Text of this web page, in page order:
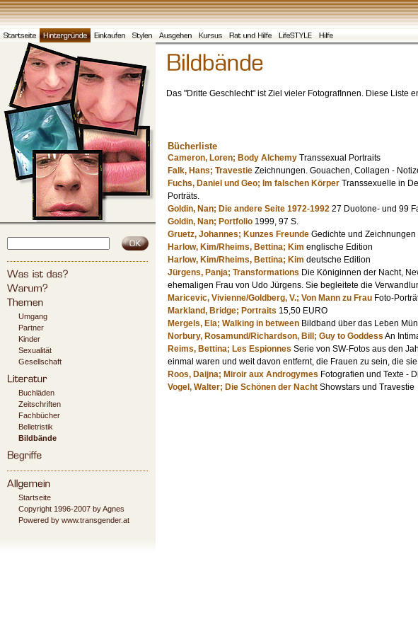
Umgang
Partner
Kinder
Sexualität
Gesellschaft
Buchläden
Zeitschriften
Fachbücher
Belletristik
Bildbände
Startseite
Copyright 1996-2007 by Agnes
Powered by www.transgender.at
Das "Dritte Geschlecht" ist Ziel vieler FotografInnen. Diese Liste
Bücherliste
Cameron, Loren; Body Alchemy Transsexual Portraits
Falk, Hans; Travestie Zeichnungen. Gouachen, Collagen -
Fuchs, Daniel und Geo; Im falschen Körper Transsexuelle in
Porträts.
Goldin, Nan; Die andere Seite 1972-1992 27 Duotone- und 99
Goldin, Nan; Portfolio 1999, 97 S.
Gruetz, Johannes; Kunzes Freunde Gedichte und
Harlow, Kim/Rheims, Bettina; Kim englische Edition
Harlow, Kim/Rheims, Bettina; Kim deutsche Edition
Jürgens, Panja; Transformations Die Königinnen der Nacht,
ehemaligen Frau von Udo Jürgens. Sie begleitete die
Maricevic, Vivienne/Goldberg, V.; Von Mann zu Frau Foto-
Markland, Bridge; Portraits 15,50 EURO
Mergels, Ela; Walking in between Bildband über das Leben
Norbury, Rosamund/Richardson, Bill; Guy to Goddess An
Reims, Bettina; Les Espionnes Serie von SW-Fotos aus den
einmal waren und weit davon entfernt, die Frauen zu sein, die
Roos, Daijna; Miroir aux Androgymes Fotografien und Texte -
Vogel, Walter; Die Schönen der Nacht Showstars und Travestie